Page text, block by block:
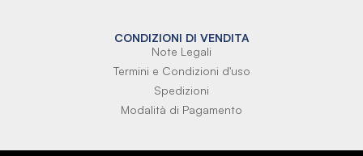
CONDIZIONI DI VENDITA
Note Legali
Termini e Condizioni d'uso
Spedizioni
Modalità di Pagamento